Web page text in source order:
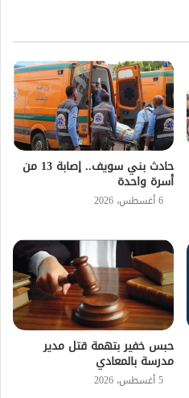
حادث بني سويف.. إصابة 13 من
أسرة واحدة
6 أغسطس، 2026
حبس خفير بتهمة قتل مدير
مدرسة بالمعادي
5 أغسطس، 2026